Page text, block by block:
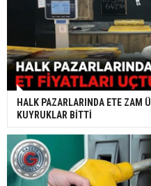
HALK PAZARLARINDA ETE ZAM
KUYRUKLAR BİTTİ